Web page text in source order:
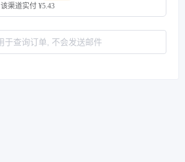
该渠道实付 ¥5.43